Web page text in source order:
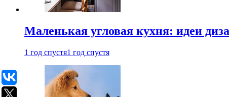
Маленькая угловая кухня: идеи
1 год спустя1 год спустя